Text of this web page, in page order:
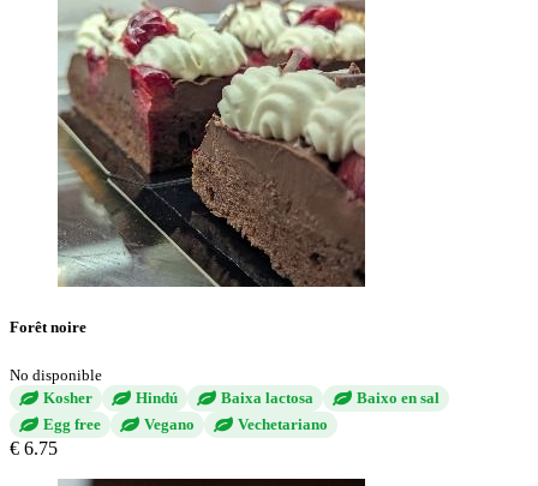
Forêt noire
No disponible
Kosher
Hindú Baixa lactosa
Baixo en sal
Egg free
Vegano Vechetariano
€ 6.75